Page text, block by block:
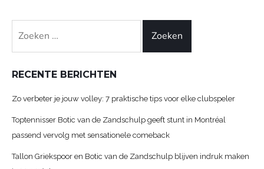
naar:
RECENTE BERICHTEN
Zo verbeter je jouw volley: 7 praktische tips voor elke clubspeler
Toptennisser Botic van de Zandschulp geeft stunt in Montréal
passend vervolg met sensationele comeback
Tallon Griekspoor en Botic van de Zandschulp blijven indruk maken